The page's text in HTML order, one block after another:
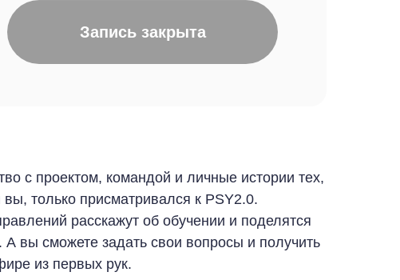
Запись закрыта
с проектом, командой и личные истории тех,
вы, только присматривался к PSY2.0.
расскажут об обучении и поделятся
А вы сможете задать свои вопросы и получить
из первых рук.